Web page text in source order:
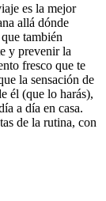
es la mejor
allá dónde
también
y prevenir la
fresco que te
la sensación de
él (que lo harás),
a día en casa.
de la rutina, con